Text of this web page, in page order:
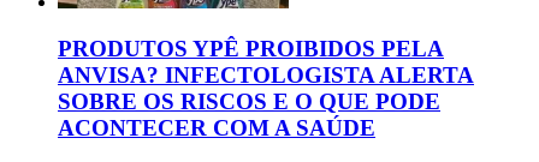
PRODUTOS YPÊ PROIBIDOS PELA
ANVISA? INFECTOLOGISTA ALERTA
SOBRE OS RISCOS E O QUE PODE
ACONTECER COM A SAÚDE